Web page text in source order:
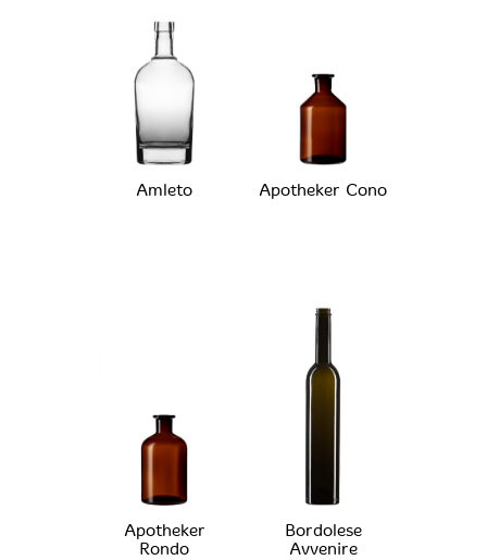
Amleto Apotheker Cono
Apotheker
Rondo
Bordolese
Avvenire